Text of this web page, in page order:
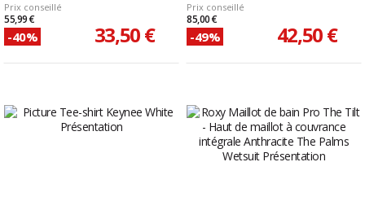
Prix conseillé
55,99 €
-40% 33,50 €
Prix conseillé
85,00 €
-49% 42,50 €